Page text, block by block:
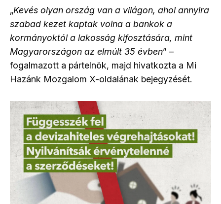
„Kevés olyan ország van a világon, ahol annyira
szabad kezet kaptak volna a bankok a
kormányoktól a lakosság kifosztására, mint
Magyarországon az elmúlt 35 évben” –
fogalmazott a pártelnök, majd hivatkozta a Mi
Hazánk Mozgalom X-oldalának bejegyzését.